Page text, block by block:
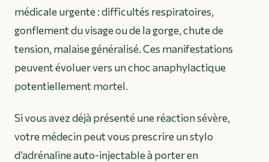
médicale urgente : difficultés respiratoires,
gonflement du visage ou de la gorge, chute de
tension, malaise généralisé. Ces manifestations
peuvent évoluer vers unchoc anaphylactique
potentiellement mortel.
Si vous avez déjà présenté une réaction sévère,
votre médecin peut vous prescrire un stylo
d’adrénaline auto-injectable à porter en